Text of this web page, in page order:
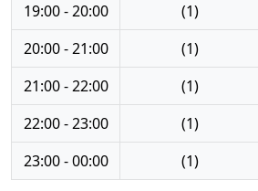
19:00 - 20:00
(1)
20:00 - 21:00
(1)
21:00 - 22:00
(1)
22:00 - 23:00
(1)
23:00 - 00:00
(1)